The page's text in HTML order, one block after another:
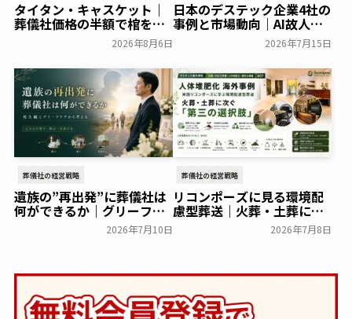
タイタン・キャスケット｜
葬儀社価格の半額で棺を売
る「DTC型棺ビジネス」の
2026年8月6日
日本のデステック企業4社の
事例と市場動向｜AI故人・
メタバース霊園の現在地
2026年7月15日
葬儀社の経営戦略
遺族の”再出発”に葬儀社は
何ができるか｜グリーフケ
アから読み解く故人との向
2026年7月10日
葬儀社の経営戦略
リコンポーズに見る環境配
慮型葬送｜火葬・土葬に次
ぐ第三の選択肢「人体堆肥
2026年7月8日